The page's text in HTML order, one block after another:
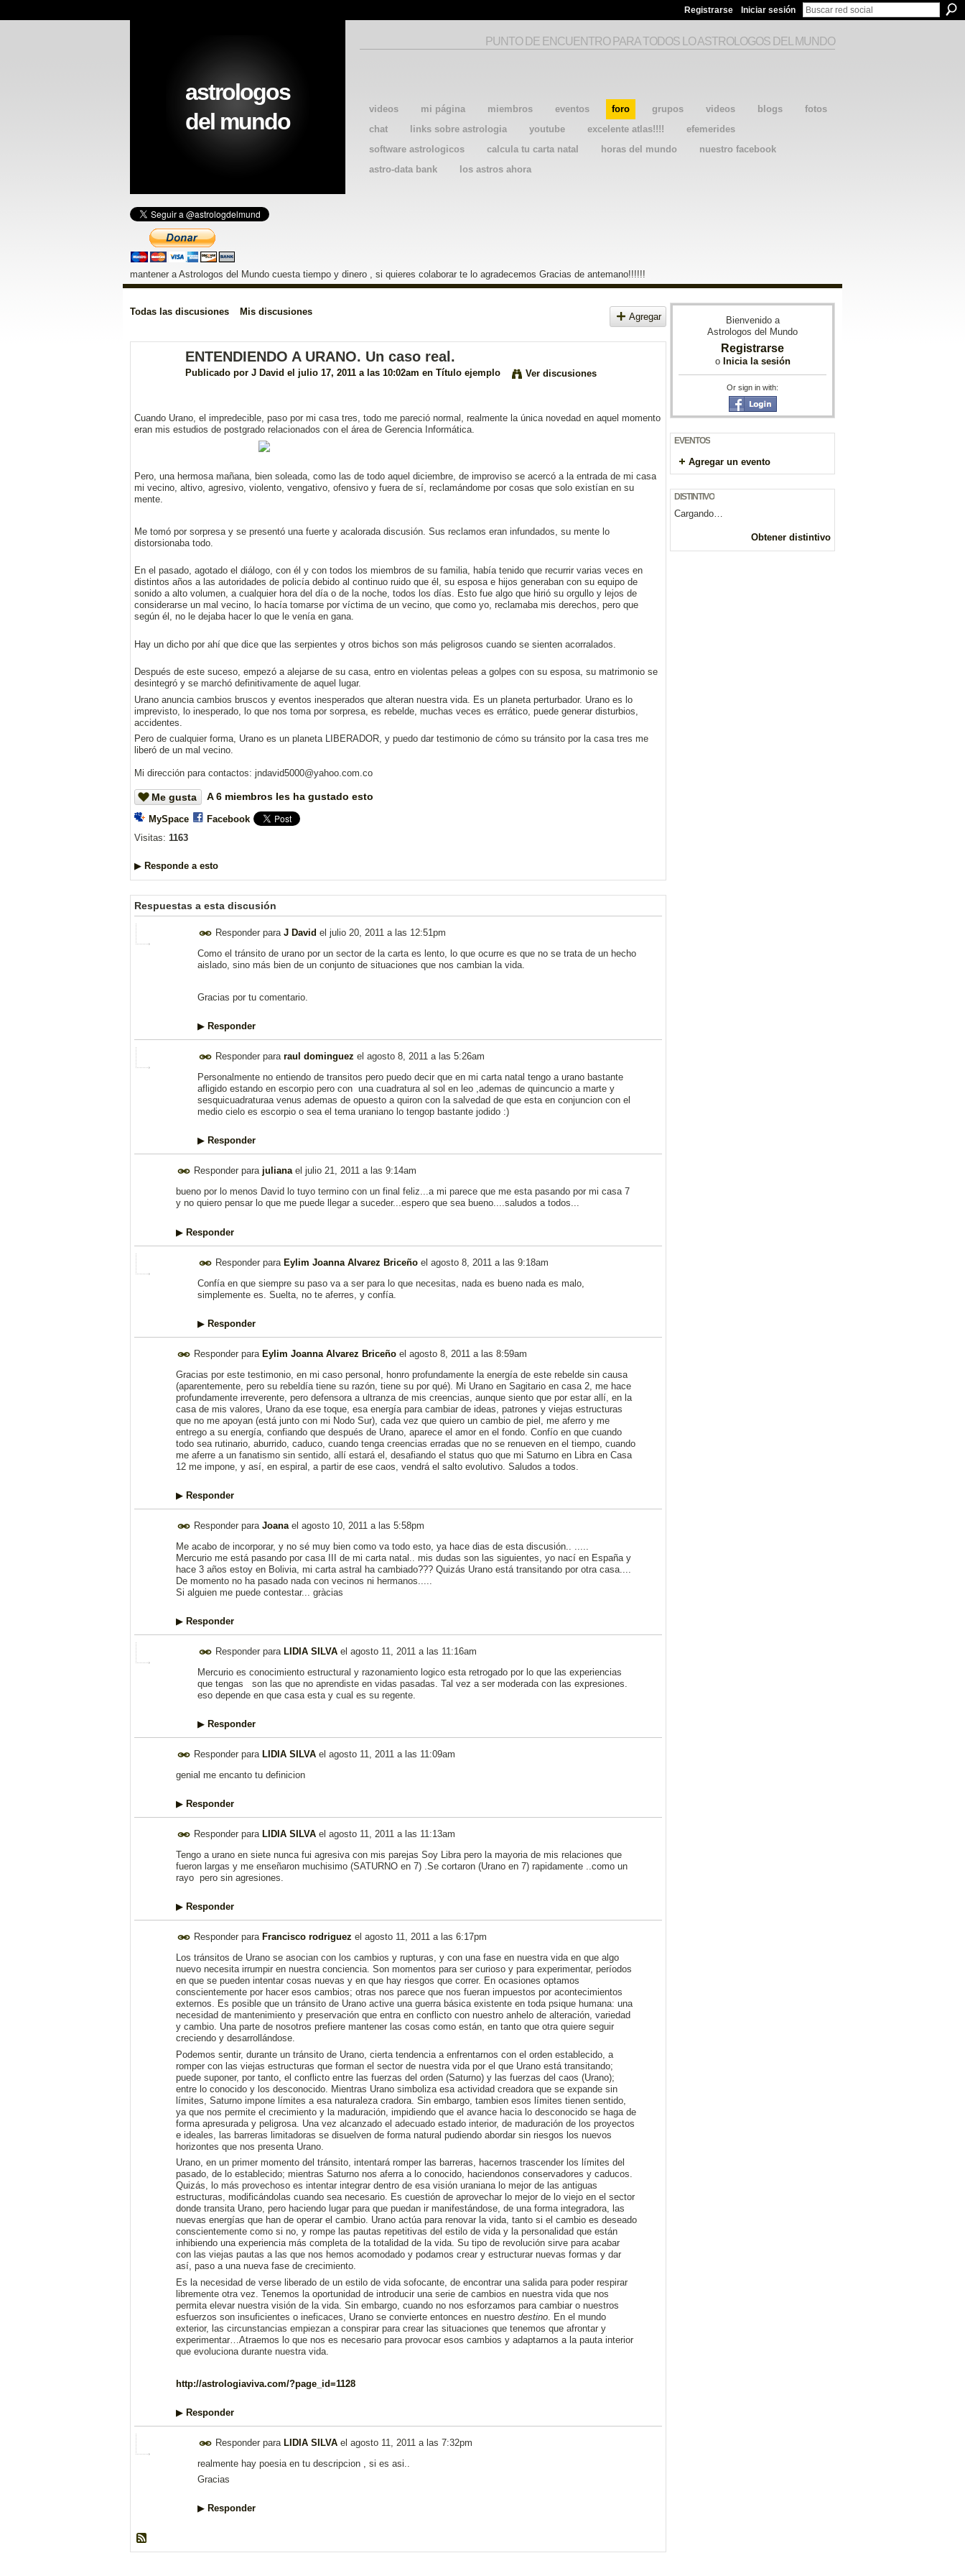
Registrarse Iniciar sesión
videos mi página miembros eventos foro grupos videos blogs
fotos
chat
links sobre astrologia youtube excelente atlas!!!!
efemerides
software astrologicos
calcula tu carta natal horas del mundo
nuestro facebook
astro-data bank
los astros ahora
astrologos
del mundo
PUNTO DE ENCUENTRO PARA TODOS LO ASTROLOGOS DEL MUNDO
mantener a Astrologos del Mundo cuesta tiempo y dinero , si quieres colaborar te lo agradecemos Gracias de antemano!!!!!!
Todas las discusiones Mis discusiones Agregar
ENTENDIENDO A URANO. Un caso real.
Publicado por J David el julio 17, 2011 a las 10:02am en Título ejemplo Ver discusiones
Cuando Urano, el impredecible, paso por mi casa tres, todo me pareció normal, realmente la única novedad en aquel momento
eran mis estudios de postgrado relacionados con el área de Gerencia Informática.
Pero, una hermosa mañana, bien soleada, como las de todo aquel diciembre, de improviso se acercó a la entrada de mi casa
mi vecino, altivo, agresivo, violento, vengativo, ofensivo y fuera de sí, reclamándome por cosas que solo existían en su
mente.
Me tomó por sorpresa y se presentó una fuerte y acalorada discusión. Sus reclamos eran infundados, su mente lo
distorsionaba todo.
En el pasado, agotado el diálogo, con él y con todos los miembros de su familia, había tenido que recurrir varias veces en
distintos años a las autoridades de policía debido al continuo ruido que él, su esposa e hijos generaban con su equipo de
sonido a alto volumen, a cualquier hora del día o de la noche, todos los días. Esto fue algo que hirió su orgullo y lejos de
considerarse un mal vecino, lo hacía tomarse por víctima de un vecino, que como yo, reclamaba mis derechos, pero que
según él, no le dejaba hacer lo que le venía en gana.
Hay un dicho por ahí que dice que las serpientes y otros bichos son más peligrosos cuando se sienten acorralados.
Después de este suceso, empezó a alejarse de su casa, entro en violentas peleas a golpes con su esposa, su matrimonio se
desintegró y se marchó definitivamente de aquel lugar.
Urano anuncia cambios bruscos y eventos inesperados que alteran nuestra vida. Es un planeta perturbador. Urano es lo
imprevisto, lo inesperado, lo que nos toma por sorpresa, es rebelde, muchas veces es errático, puede generar disturbios,
accidentes.
Pero de cualquier forma, Urano es un planeta LIBERADOR, y puedo dar testimonio de cómo su tránsito por la casa tres me
liberó de un mal vecino.
Mi dirección para contactos: jndavid5000@yahoo.com.co
Me gusta A 6 miembros les ha gustado esto
MySpace
Facebook
Visitas: 1163
▶ Responde a esto
Respuestas a esta discusión
Responder para J David el julio 20, 2011 a las 12:51pm
Como el tránsito de urano por un sector de la carta es lento, lo que ocurre es que no se trata de un hecho
aislado, sino más bien de un conjunto de situaciones que nos cambian la vida.
Gracias por tu comentario.
▶ Responder
Responder para raul dominguez el agosto 8, 2011 a las 5:26am
Personalmente no entiendo de transitos pero puedo decir que en mi carta natal tengo a urano bastante
afligido estando en escorpio pero con una cuadratura al sol en leo ,ademas de quincuncio a marte y
sesquicuadraturaa venus ademas de opuesto a quiron con la salvedad de que esta en conjuncion con el
medio cielo es escorpio o sea el tema uraniano lo tengop bastante jodido :)
▶ Responder
Responder para julianael julio 21, 2011 a las 9:14am
bueno por lo menos David lo tuyo termino con un final feliz...a mi parece que me esta pasando por mi casa 7
y no quiero pensar lo que me puede llegar a suceder...espero que sea bueno....saludos a todos...
▶ Responder
Responder para Eylim Joanna Alvarez Briceño el agosto 8, 2011 a las 9:18am
Confía en que siempre su paso va a ser para lo que necesitas, nada es bueno nada es malo,
simplemente es. Suelta, no te aferres, y confía.
▶ Responder
Responder para Eylim Joanna Alvarez Briceño el agosto 8, 2011 a las 8:59am
Gracias por este testimonio, en mi caso personal, honro profundamente la energía de este rebelde sin causa
(aparentemente, pero su rebeldía tiene su razón, tiene su por qué). Mi Urano en Sagitario en casa 2, me hace
profundamente irreverente, pero defensora a ultranza de mis creencias, aunque siento que por estar allí, en la
casa de mis valores, Urano da ese toque, esa energía para cambiar de ideas, patrones y viejas estructuras
que no me apoyan (está junto con mi Nodo Sur), cada vez que quiero un cambio de piel, me aferro y me
entrego a su energía, confiando que después de Urano, aparece el amor en el fondo. Confío en que cuando
todo sea rutinario, aburrido, caduco, cuando tenga creencias erradas que no se renueven en el tiempo, cuando
me aferre a un fanatismo sin sentido, allí estará el, desafiando el status quo que mi Saturno en Libra en Casa
12 me impone, y así, en espiral, a partir de ese caos, vendrá el salto evolutivo. Saludos a todos.
▶ Responder
Responder para Joana el agosto 10, 2011 a las 5:58pm
Me acabo de incorporar, y no sé muy bien como va todo esto, ya hace dias de esta discusión.. .....
Mercurio me está pasando por casa III de mi carta natal.. mis dudas son las siguientes, yo nací en España y
hace 3 años estoy en Bolivia, mi carta astral ha cambiado??? Quizás Urano está transitando por otra casa....
De momento no ha pasado nada con vecinos ni hermanos.....
Si alguien me puede contestar... gràcias
▶ Responder
Responder para LIDIA SILVA el agosto 11, 2011 a las 11:16am
Mercurio es conocimiento estructural y razonamiento logico esta retrogado por lo que las experiencias
que tengas son las que no aprendiste en vidas pasadas. Tal vez a ser moderada con las expresiones.
eso depende en que casa esta y cual es su regente.
▶ Responder
Responder para LIDIA SILVA el agosto 11, 2011 a las 11:09am
genial me encanto tu definicion
▶ Responder
Responder para LIDIA SILVA el agosto 11, 2011 a las 11:13am
Tengo a urano en siete nunca fui agresiva con mis parejas Soy Libra pero la mayoria de mis relaciones que
fueron largas y me enseñaron muchisimo (SATURNO en 7) .Se cortaron (Urano en 7) rapidamente ..como un
rayo pero sin agresiones.
▶ Responder
Responder para Francisco rodriguez el agosto 11, 2011 a las 6:17pm
Los tránsitos de Urano se asocian con los cambios y rupturas, y con una fase en nuestra vida en que algo
nuevo necesita irrumpir en nuestra conciencia. Son momentos para ser curioso y para experimentar, períodos
en que se pueden intentar cosas nuevas y en que hay riesgos que correr. En ocasiones optamos
conscientemente por hacer esos cambios; otras nos parece que nos fueran impuestos por acontecimientos
externos. Es posible que un tránsito de Urano active una guerra básica existente en toda psique humana: una
necesidad de mantenimiento y preservación que entra en conflicto con nuestro anhelo de alteración, variedad
y cambio. Una parte de nosotros prefiere mantener las cosas como están, en tanto que otra quiere seguir
creciendo y desarrollándose.
Podemos sentir, durante un tránsito de Urano, cierta tendencia a enfrentarnos con el orden establecido, a
romper con las viejas estructuras que forman el sector de nuestra vida por el que Urano está transitando;
puede suponer, por tanto, el conflicto entre las fuerzas del orden (Saturno) y las fuerzas del caos (Urano);
entre lo conocido y los desconocido. Mientras Urano simboliza esa actividad creadora que se expande sin
límites, Saturno impone límites a esa naturaleza cradora. Sin embargo, tambien esos límites tienen sentido,
ya que nos permite el crecimiento y la maduración, impidiendo que el avance hacia lo desconocido se haga de
forma apresurada y peligrosa. Una vez alcanzado el adecuado estado interior, de maduración de los proyectos
e ideales, las barreras limitadoras se disuelven de forma natural pudiendo abordar sin riesgos los nuevos
horizontes que nos presenta Urano.
Urano, en un primer momento del tránsito, intentará romper las barreras, hacernos trascender los límites del
pasado, de lo establecido; mientras Saturno nos aferra a lo conocido, haciendonos conservadores y caducos.
Quizás, lo más provechoso es intentar integrar dentro de esa visión uraniana lo mejor de las antiguas
estructuras, modificándolas cuando sea necesario. Es cuestión de aprovechar lo mejor de lo viejo en el sector
donde transita Urano, pero haciendo lugar para que puedan ir manifestándose, de una forma integradora, las
nuevas energías que han de operar el cambio. Urano actúa para renovar la vida, tanto si el cambio es deseado
conscientemente como si no, y rompe las pautas repetitivas del estilo de vida y la personalidad que están
inhibiendo una experiencia más completa de la totalidad de la vida. Su tipo de revolución sirve para acabar
con las viejas pautas a las que nos hemos acomodado y podamos crear y estructurar nuevas formas y dar
así, paso a una nueva fase de crecimiento.
Es la necesidad de verse liberado de un estilo de vida sofocante, de encontrar una salida para poder respirar
libremente otra vez. Tenemos la oportunidad de introducir una serie de cambios en nuestra vida que nos
permita elevar nuestra visión de la vida. Sin embargo, cuando no nos esforzamos para cambiar o nuestros
esfuerzos son insuficientes o ineficaces, Urano se convierte entonces en nuestro destino . En el mundo
exterior, las circunstancias empiezan a conspirar para crear las situaciones que tenemos que afrontar y
experimentar…Atraemos lo que nos es necesario para provocar esos cambios y adaptarnos a la pauta interior
que evoluciona durante nuestra vida.
http://astrologiaviva.com/?page_id=1128
▶ Responder
Responder para LIDIA SILVA el agosto 11, 2011 a las 7:32pm
realmente hay poesia en tu descripcion , si es asi..
Gracias
▶ Responder
Bienvenido a
Astrologos del Mundo
Registrarse
o Inicia la sesión
Or sign in with:
EVENTOS
Agregar un evento
DISTINTIVO
Cargando…
Obtener distintivo